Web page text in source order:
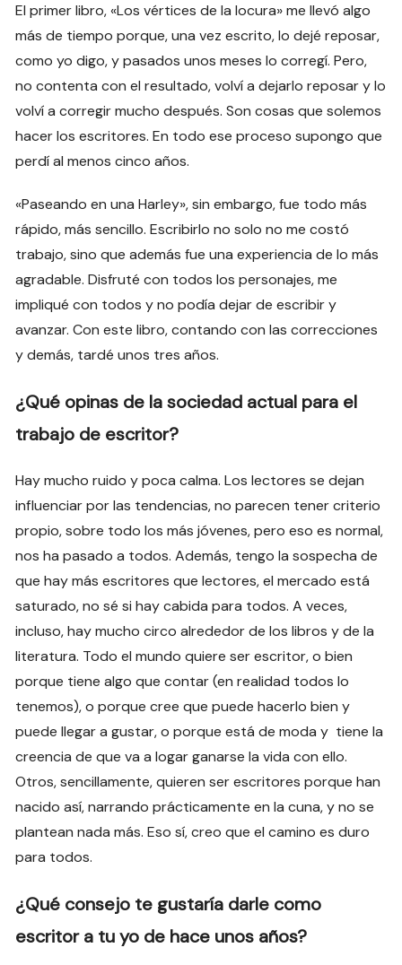
El primer libro, «Los vértices de la locura» me llevó algo
más de tiempo porque, una vez escrito, lo dejé reposar,
como yo digo, y pasados unos meses lo corregí. Pero,
no contenta con el resultado, volví a dejarlo reposar y lo
volví a corregir mucho después. Son cosas que solemos
hacer los escritores. En todo ese proceso supongo que
perdí al menos cinco años.
«Paseando en una Harley», sin embargo, fue todo más
rápido, más sencillo. Escribirlo no solo no me costó
trabajo, sino que además fue una experiencia de lo más
agradable. Disfruté con todos los personajes, me
impliqué con todos y no podía dejar de escribir y
avanzar. Con este libro, contando con las correcciones
y demás, tardé unos tres años.
¿Qué opinas de la sociedad actual para el
trabajo de escritor?
Hay mucho ruido y poca calma. Los lectores se dejan
influenciar por las tendencias, no parecen tener criterio
propio, sobre todo los más jóvenes, pero eso es normal,
nos ha pasado a todos. Además, tengo la sospecha de
que hay más escritores que lectores, el mercado está
saturado, no sé si hay cabida para todos. A veces,
incluso, hay mucho circo alrededor de los libros y de la
literatura. Todo el mundo quiere ser escritor, o bien
porque tiene algo que contar (en realidad todos lo
tenemos), o porque cree que puede hacerlo bien y
puede llegar a gustar, o porque está de moda y tiene la
creencia de que va a logar ganarse la vida con ello.
Otros, sencillamente, quieren ser escritores porque han
nacido así, narrando prácticamente en la cuna, y no se
plantean nada más. Eso sí, creo que el camino es duro
para todos.
¿Qué consejo te gustaría darle como
escritor a tu yo de hace unos años?